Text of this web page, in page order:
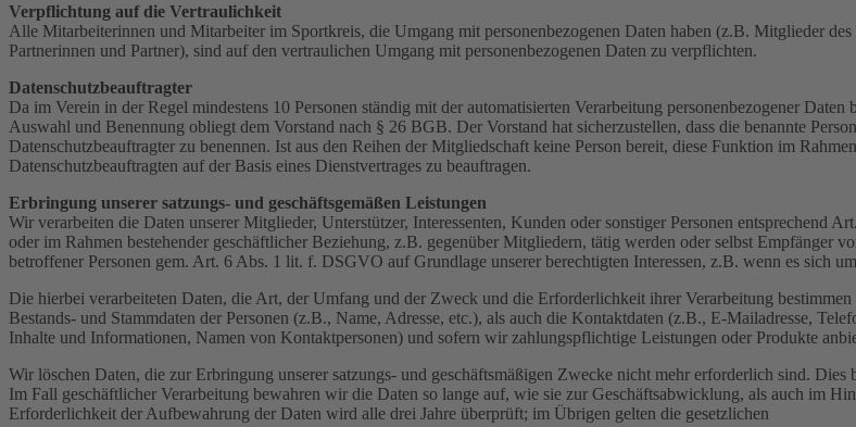
Verpflichtung auf die Vertraulichkeit
Alle Mitarbeiterinnen und Mitarbeiter im Sportkreis, die Umgang mit personenbezogenen Daten haben (z.B. Mitglieder
Partnerinnen und Partner), sind auf den vertraulichen Umgang mit personenbezogenen Daten zu verpflichten.
Datenschutzbeauftragter
Da im Verein in der Regel mindestens 10 Personen ständig mit der automatisierten Verarbeitung personenbezogener
Auswahl und Benennung obliegt dem Vorstand nach § 26 BGB. Der Vorstand hat sicherzustellen, dass die benannte
Datenschutzbeauftragter zu benennen. Ist aus den Reihen der Mitgliedschaft keine Person bereit, diese Funktion im
Datenschutzbeauftragten auf der Basis eines Dienstvertrages zu beauftragen.
Erbringung unserer satzungs- und geschäftsgemäßen Leistungen
Wir verarbeiten die Daten unserer Mitglieder, Unterstützer, Interessenten, Kunden oder sonstiger Personen
oder im Rahmen bestehender geschäftlicher Beziehung, z.B. gegenüber Mitgliedern, tätig werden oder selbst Empfänger
betroffener Personen gem. Art. 6 Abs. 1 lit. f. DSGVO auf Grundlage unserer berechtigten Interessen, z.B. wenn es sich
Die hierbei verarbeiteten Daten, die Art, der Umfang und der Zweck und die Erforderlichkeit ihrer Verarbeitung
Bestands- und Stammdaten der Personen (z.B., Name, Adresse, etc.), als auch die Kontaktdaten (z.B., E-Mailadresse,
Inhalte und Informationen, Namen von Kontaktpersonen) und sofern wir zahlungspflichtige Leistungen oder Produkte
Wir löschen Daten, die zur Erbringung unserer satzungs- und geschäftsmäßigen Zwecke nicht mehr erforderlich sind.
Im Fall geschäftlicher Verarbeitung bewahren wir die Daten so lange auf, wie sie zur Geschäftsabwicklung, als auch im
Erforderlichkeit der Aufbewahrung der Daten wird alle drei Jahre überprüft; im Übrigen gelten die gesetzlichen